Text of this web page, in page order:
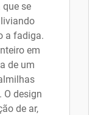
se
a fadiga.
em
de um
design
de ar,